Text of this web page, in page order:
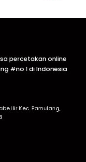
percetakan online
#no 1 di Indonesia
Ilir Kec. Pamulang,